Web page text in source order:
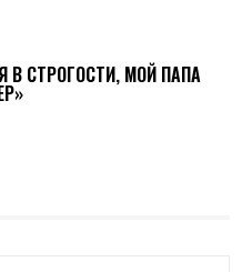
В СТРОГОСТИ, МОЙ ПАПА